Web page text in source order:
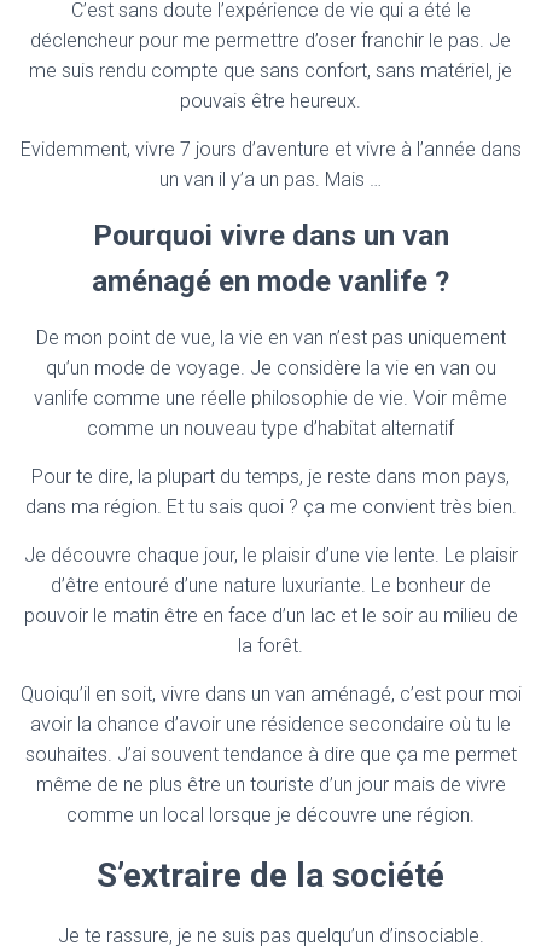
C’est sans doute l’expérience de vie qui a été le
déclencheur pour me permettre d’oser franchir le pas. Je
me suis rendu compte que sans confort, sans matériel, je
pouvais être heureux.
Evidemment, vivre 7 jours d’aventure et vivre à l’année dans
un van il y’a un pas. Mais …
Pourquoi vivre dans un van
aménagé en mode vanlife ?
De mon point de vue, la vie en van n’est pas uniquement
qu’un mode de voyage. Je considère la vie en van ou
vanlife comme une réelle philosophie de vie. Voir même
comme un nouveau type d’habitat alternatif
Pour te dire, la plupart du temps, je reste dans mon pays,
dans ma région. Et tu sais quoi ? ça me convient très bien.
Je découvre chaque jour, le plaisir d’une vie lente. Le plaisir
d’être entouré d’une nature luxuriante. Le bonheur de
pouvoir le matin être en face d’un lac et le soir au milieu de
la forêt.
Quoiqu’il en soit, vivre dans un van aménagé, c’est pour moi
avoir la chance d’avoir une résidence secondaire où tu le
souhaites. J’ai souvent tendance à dire que ça me permet
même de ne plus être un touriste d’un jour mais de vivre
comme un local lorsque je découvre une région.
S’extraire de la société
Je te rassure, je ne suis pas quelqu’un d’insociable.